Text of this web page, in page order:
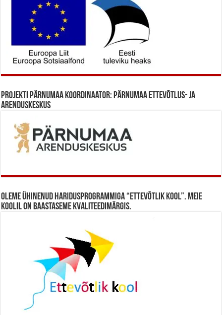
Projekti Pärnumaa koordinaator: Pärnumaa Ettevõtlus- ja
Arenduskeskus
Oleme ühinenud haridusprogrammiga “Ettevõtlik Kool”. Meie
koolil on baastaseme kvaliteedimärgis.